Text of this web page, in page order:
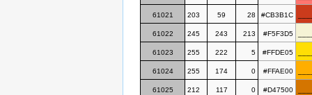
61021 203 59 28 #CB3B1C
61022 245 243 213 #F5F3D5
61023 255 222 5 #FFDE05
61024 255 174 0 #FFAE00
61025 212 117 0 #D47500